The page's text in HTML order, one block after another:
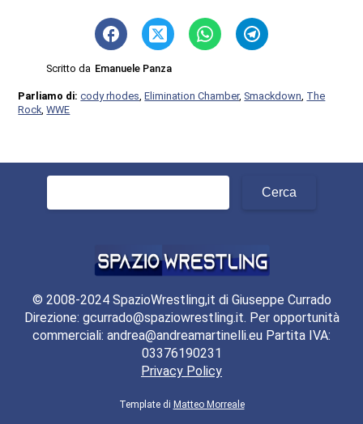
Scritto da Emanuele Panza
Parliamo di:cody rhodes ,Elimination Chamber,Smackdown The
Rock ,WWE
© 2008-2024 SpazioWrestling,it di Giuseppe Currado
Direzione: gcurrado@spaziowrestling.it. Per opportunità
commerciali: andrea@andreamartinelli.eu Partita IVA:
03376190231
Privacy Policy
Template di Matteo Morreale